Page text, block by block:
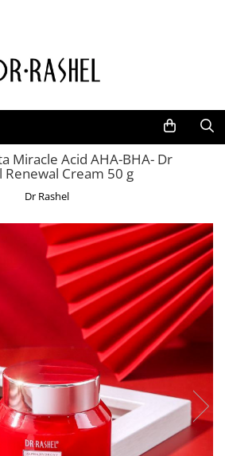
Miracle Acid AHA-BHA- Dr
Renewal Cream 50 g
Dr Rashel